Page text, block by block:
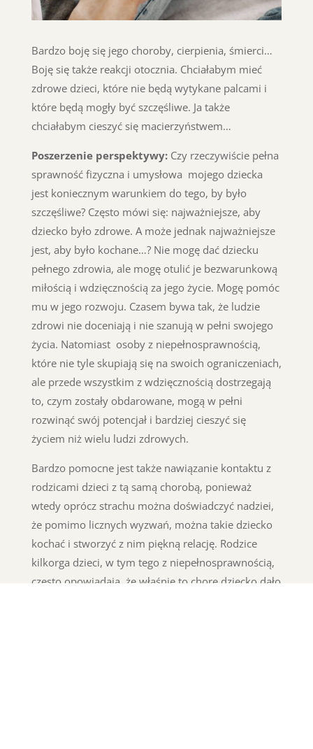
Bardzo boję się jego choroby, cierpienia, śmierci…
Boję się także reakcji otocznia. Chciałabym mieć
zdrowe dzieci, które nie będą wytykane palcami i
które będą mogły być szczęśliwe. Ja także
chciałabym cieszyć się macierzyństwem…
Poszerzenie perspektywy:Czy rzeczywiście pełna
sprawność fizyczna i umysłowa mojego dziecka
jest koniecznym warunkiem do tego, by było
szczęśliwe? Często mówi się: najważniejsze, aby
dziecko było zdrowe. A może jednak najważniejsze
jest, aby było kochane…? Nie mogę dać dziecku
pełnego zdrowia, ale mogę otulić je bezwarunkową
miłością i wdzięcznością za jego życie. Mogę pomóc
mu w jego rozwoju. Czasem bywa tak, że ludzie
zdrowi nie doceniają i nie szanują w pełni swojego
życia. Natomiast osoby z niepełnosprawnością,
które nie tyle skupiają się na swoich ograniczeniach,
ale przede wszystkim z wdzięcznością dostrzegają
to, czym zostały obdarowane, mogą w pełni
rozwinąć swój potencjał i bardziej cieszyć się
życiem niż wielu ludzi zdrowych.
Bardzo pomocne jest także nawiązanie kontaktu z
rodzicami dzieci z tą samą chorobą, ponieważ
wtedy oprócz strachu można doświadczyć nadziei,
że pomimo licznych wyzwań, można takie dziecko
kochać i stworzyć z nim piękną relację. Rodzice
kilkorga dzieci, w tym tego z niepełnosprawnością,
często opowiadają, że właśnie to chore dziecko dało